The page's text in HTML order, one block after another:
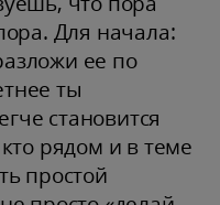
Для начала:
ее по
ты
становится
рядом и в теме
простой